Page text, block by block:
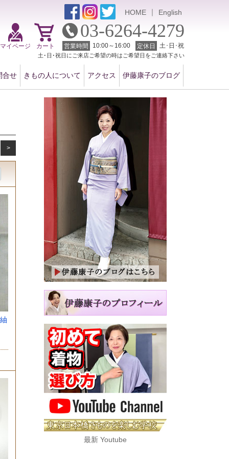
HOME ｜ English
合せ きもの人について アクセス 伊藤康子のブログ
マイページ カート
03-6264-4279
営業時間 10:00～16:00 定休日 土･日･祝
土･日･祝日にご来店ご希望の時はご希望日をご連絡下さい
>
最新 Youtube